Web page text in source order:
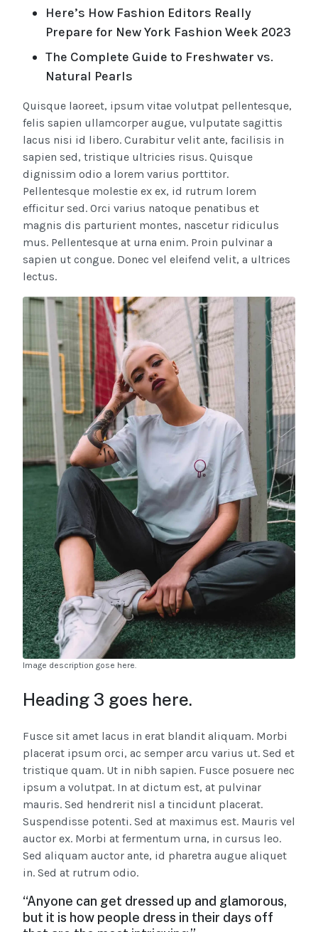
Here’s How Fashion Editors Really
Prepare for New York Fashion Week 2023
The Complete Guide to Freshwater vs.
Natural Pearls
Quisque laoreet, ipsum vitae volutpat pellentesque,
felis sapien ullamcorper augue, vulputate sagittis
lacus nisi id libero. Curabitur velit ante, facilisis in
sapien sed, tristique ultricies risus. Quisque
dignissim odio a lorem varius porttitor.
Pellentesque molestie ex ex, id rutrum lorem
efficitur sed. Orci varius natoque penatibus et
magnis dis parturient montes, nascetur ridiculus
mus. Pellentesque at urna enim. Proin pulvinar a
sapien ut congue. Donec vel eleifend velit, a ultrices
lectus.
Image description gose here.
Heading 3 goes here.
Fusce sit amet lacus in erat blandit aliquam. Morbi
placerat ipsum orci, ac semper arcu varius ut. Sed et
tristique quam. Ut in nibh sapien. Fusce posuere nec
ipsum a volutpat. In at dictum est, at pulvinar
mauris. Sed hendrerit nisl a tincidunt placerat.
Suspendisse potenti. Sed at maximus est. Mauris vel
auctor ex. Morbi at fermentum urna, in cursus leo.
Sed aliquam auctor ante, id pharetra augue aliquet
in. Sed at rutrum odio.
“Anyone can get dressed up and glamorous,
but it is how people dress in their days off